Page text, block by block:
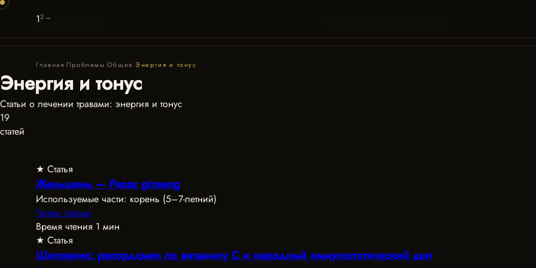
Будь
Главная·Проблемы·Общее ·Энергия и тонус
Энергия и тонус
Статьи о лечении травами: энергия и тонус
19
статей
★ Статья
Женьшень — Panax ginseng
Используемые части: корень (5–7-летний)
Читать статью
Время чтения 1 мин
★ Статья
Шиповник: рекордсмен по витамину C и народный иммунологический щит
Пагинация
записей
12 →